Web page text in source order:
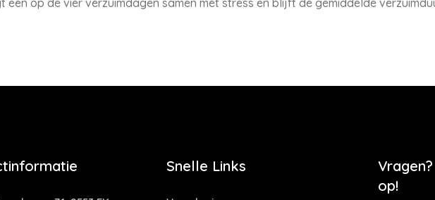
een op de vier verzuimdagen samen met stress en blijft de gemiddelde
Snelle Links
op!